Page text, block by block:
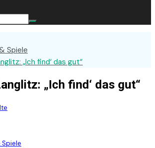
Spiele
„Ich find‘ das gut“
„Ich find‘ das gut“